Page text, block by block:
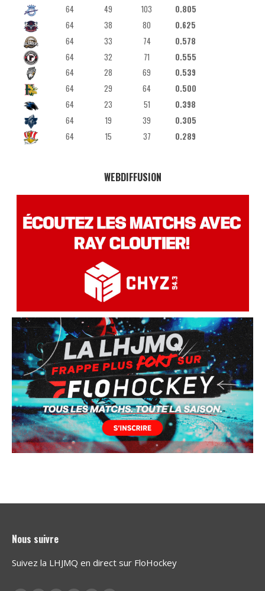
64
49 103
0.805
64
38 80
0.625
64
33 74
0.578
64
32 71
0.555
64
28 69
0.539
64
29 64
0.500
64
23 51
0.398
64
19 39
0.305
64
15 37 0.289
WEBDIFFUSION
Nous suivre
Suivez la LHJMQ en direct sur FloHockey